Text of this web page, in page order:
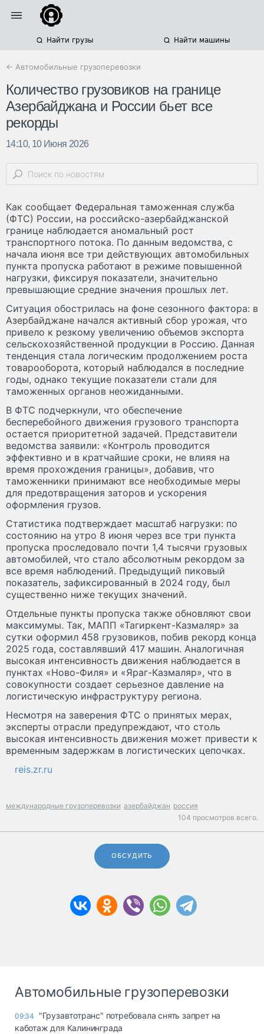
Найти грузы Найти машины
← Автомобильные грузоперевозки
Количество грузовиков на границе
Азербайджана и России бьет все
рекорды
14:10, 10 Июня 2026
Как сообщает Федеральная таможенная служба
(ФТС) России, на российско-азербайджанской
границе наблюдается аномальный рост
транспортного потока. По данным ведомства, с
начала июня все три действующих автомобильных
пункта пропуска работают в режиме повышенной
нагрузки, фиксируя показатели, значительно
превышающие средние значения прошлых лет.
Ситуация обострилась на фоне сезонного фактора: в
Азербайджане начался активный сбор урожая, что
привело к резкому увеличению объемов экспорта
сельскохозяйственной продукции в Россию. Данная
тенденция стала логическим продолжением роста
товарооборота, который наблюдался в последние
годы, однако текущие показатели стали для
таможенных органов неожиданными.
В ФТС подчеркнули, что обеспечение
бесперебойного движения грузового транспорта
остается приоритетной задачей. Представители
ведомства заявили: «Контроль проводится
эффективно и в кратчайшие сроки, не влияя на
время прохождения границы», добавив, что
таможенники принимают все необходимые меры
для предотвращения заторов и ускорения
оформления грузов.
Статистика подтверждает масштаб нагрузки: по
состоянию на утро 8 июня через все три пункта
пропуска проследовало почти 1,4 тысячи грузовых
автомобилей, что стало абсолютным рекордом за
все время наблюдений. Предыдущий пиковый
показатель, зафиксированный в 2024 году, был
существенно ниже текущих значений.
Отдельные пункты пропуска также обновляют свои
максимумы. Так, МАПП «Тагиркент-Казмаляр» за
сутки оформил 458 грузовиков, побив рекорд конца
2025 года, составлявший 417 машин. Аналогичная
высокая интенсивность движения наблюдается в
пунктах «Ново-Филя» и «Яраг-Казмаляр», что в
совокупности создает серьезное давление на
логистическую инфраструктуру региона.
Несмотря на заверения ФТС о принятых мерах,
эксперты отрасли предупреждают, что столь
высокая интенсивность движения может привести к
временным задержкам в логистических цепочках.
reis.zr.ru
международные грузоперевозки азербайджан россия
104 просмотров всего.
ОБСУДИТЬ
Автомобильные грузоперевозки
09:34
"Грузавтотранс" потребовала снять запрет на
каботаж для Калининграда